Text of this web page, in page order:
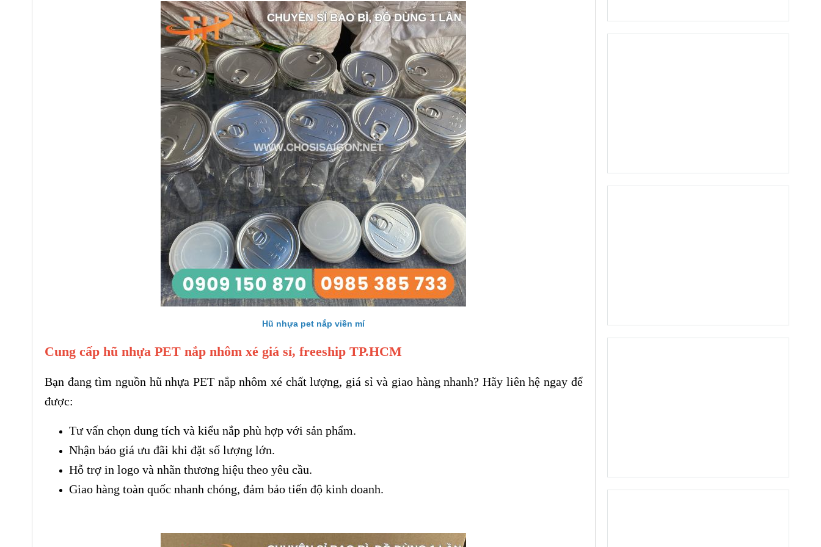
Hũ nhựa pet nắp viền mí
Cung cấp hũ nhựa PET nắp nhôm xé giá sỉ, freeship TP.HCM
Bạn đang tìm nguồn hũ nhựa PET nắp nhôm xé chất lượng, giá sỉ và giao hàng nhanh? Hãy liên hệ ngay để
được:
Tư vấn chọn dung tích và kiểu nắp phù hợp với sản phẩm.
Nhận báo giá ưu đãi khi đặt số lượng lớn.
Hỗ trợ in logo và nhãn thương hiệu theo yêu cầu.
Giao hàng toàn quốc nhanh chóng, đảm bảo tiến độ kinh doanh.